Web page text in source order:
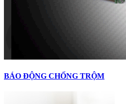
BÁO ĐỘNG CHỐNG TRỘM